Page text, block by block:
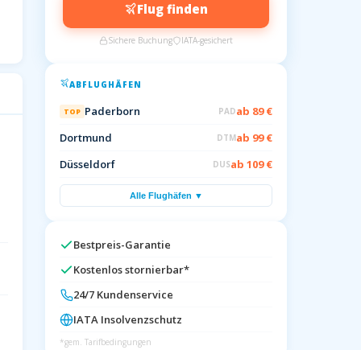
Flug finden
Sichere Buchung IATA-gesichert
ABFLUGHÄFEN
TOP Paderborn PADab 89 €
Dortmund
DTMab 99 €
Düsseldorf
DUSab 109 €
Alle Flughäfen ▼
Bestpreis-Garantie
Kostenlos stornierbar*
24/7 Kundenservice
IATA Insolvenzschutz
*gem. Tarifbedingungen